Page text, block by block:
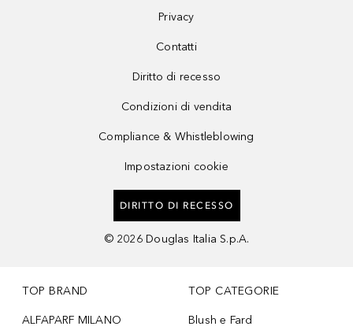
Privacy
Contatti
Diritto di recesso
Condizioni di vendita
Compliance & Whistleblowing
Impostazioni cookie
DIRITTO DI RECESSO
© 2026 Douglas Italia S.p.A.
TOP BRAND
ALFAPARF MILANO
TOP CATEGORIE
Blush e Fard